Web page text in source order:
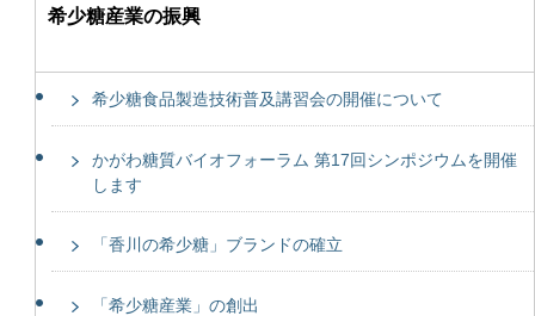
希少糖産業の振興
希少糖食品製造技術普及講習会の開催について
かがわ糖質バイオフォーラム 第17回シンポジウムを開催
します
「香川の希少糖」ブランドの確立
「希少糖産業」の創出